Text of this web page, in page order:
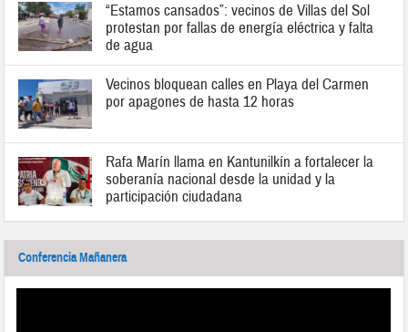
“Estamos cansados”: vecinos de Villas del Sol
protestan por fallas de energía eléctrica y falta
de agua
Vecinos bloquean calles en Playa del Carmen
por apagones de hasta 12 horas
Rafa Marín llama en Kantunilkín a fortalecer la
soberanía nacional desde la unidad y la
participación ciudadana
Conferencia Mañanera